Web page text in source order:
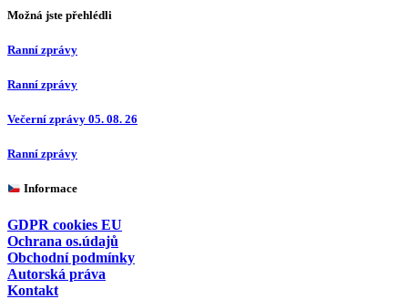
Možná jste přehlédli
Ranní zprávy
Ranní zprávy
Večerní zprávy 05. 08. 26
Ranní zprávy
Informace
GDPR cookies EU
Ochrana os.údajů
Obchodní podmínky
Autorská práva
Kontakt